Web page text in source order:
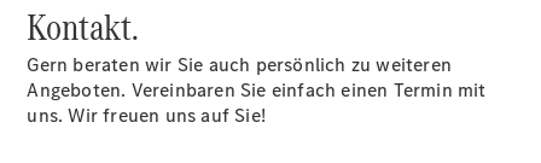
Kontakt.
Gern beraten wir Sie auch persönlich zu weiteren
Angeboten. Vereinbaren Sie einfach einen Termin mit
uns. Wir freuen uns auf Sie!